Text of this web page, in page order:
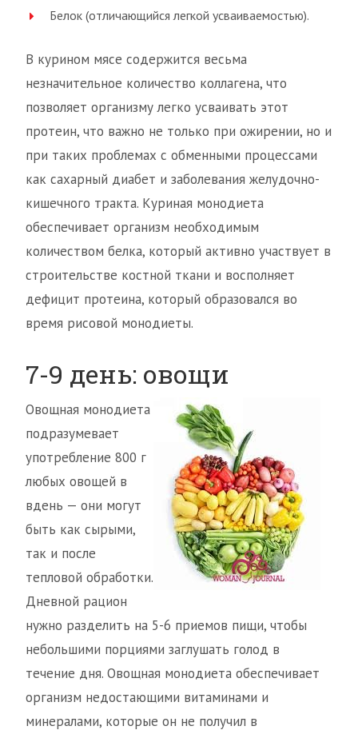
Белок (отличающийся легкой усваиваемостью).
В курином мясе содержится весьма
незначительное количество коллагена, что
позволяет организму легко усваивать этот
протеин, что важно не только при ожирении, но и
при таких проблемах с обменными процессами
как сахарный диабет и заболевания желудочно-
кишечного тракта. Куриная монодиета
обеспечивает организм необходимым
количеством белка, который активно участвует в
строительстве костной ткани и восполняет
дефицит протеина, который образовался во
время рисовой монодиеты.
7-9 день: овощи
Овощная монодиета
подразумевает
употребление 800 г
любых овощей в
вдень — они могут
быть как сырыми,
так и после
тепловой обработки.
Дневной рацион
нужно разделить на 5-6 приемов пищи, чтобы
небольшими порциями заглушать голод в
течение дня. Овощная монодиета обеспечивает
организм недостающими витаминами и
минералами, которые он не получил в